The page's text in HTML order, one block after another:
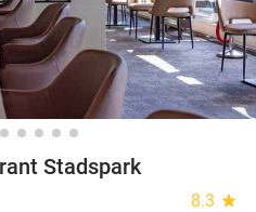
Stadspark
8.3 star